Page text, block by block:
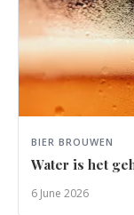
BIER BROUWEN
Water is het
6 June 2026